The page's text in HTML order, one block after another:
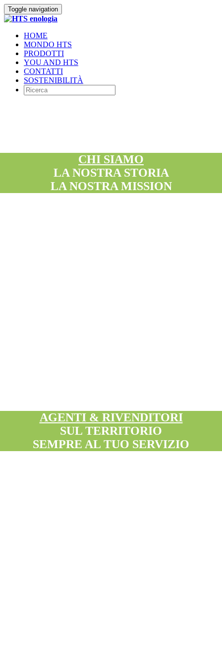
Toggle navigation
HOME
MONDO HTS
PRODOTTI
YOU AND HTS
CONTATTI
SOSTENIBILITÀ
CHI SIAMO
LA NOSTRA STORIA
LA NOSTRA MISSION
AGENTI & RIVENDITORI
SUL TERRITORIO
SEMPRE AL TUO SERVIZIO